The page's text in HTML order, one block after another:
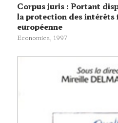
Corpus juris : Portant
la protection des intérêts
européenne
Economica , 1997